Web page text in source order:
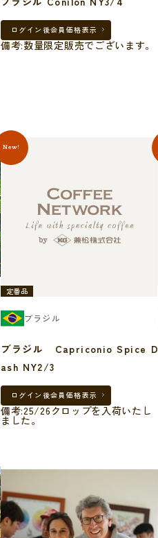
ログイン後会員価格表示
備考:数量限定販売でございます。
New!
定番品
ブラジル
ブラジル Capriconio Spice D
ash NY2/3
ログイン後会員価格表示
備考:25/26クロップを入荷いたし
ました。